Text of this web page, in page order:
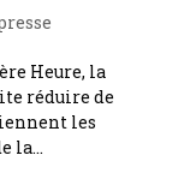
Heure, la
réduire de
les
la…